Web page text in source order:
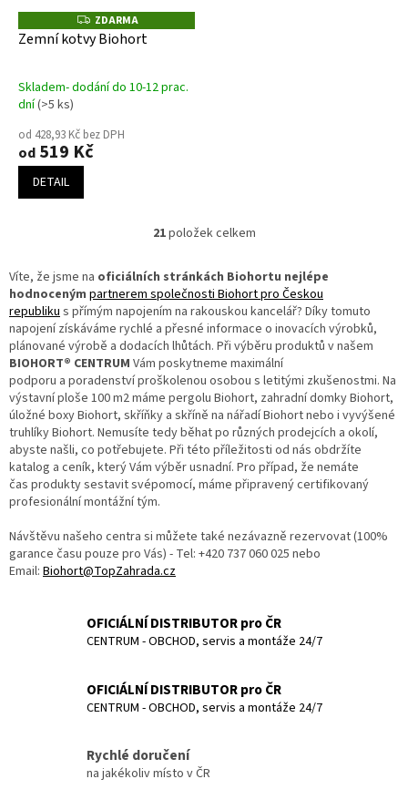
Z
D
A
A
ZDARMA
Zemní kotvy Biohort
Průměrné
hodnocení
produktu
je
5,0
5
Skladem- dodání do 10-12 prac.
dní(>5 ks)
od 428,93 Kč bez DPH
od 519 Kč
DETAIL
O
l
á
d
a
c
í
p
r
v
k
y
v
ý
s
u
21položek celkem
Víte, že jsme na oficiálních stránkách Biohortu nejlépe
hodnoceným partnerem společnosti Biohort pro Českou
republiku s přímým napojením na rakouskou kancelář? Díky tomuto
napojení získáváme rychlé a přesné informace o inovacích výrobků,
plánované výrobě a dodacích lhůtách. Při výběru produktů v našem
BIOHORT® CENTRUM Vám poskytneme maximální
podporu a poradenství proškolenou osobou s letitými zkušenostmi. Na
výstavní ploše 100 m2 máme pergolu Biohort, zahradní domky Biohort,
úložné boxy Biohort, skříňky a skříně na nářadí Biohort nebo i vyvýšené
truhlíky Biohort. Nemusíte tedy běhat po různých prodejcích a okolí,
abyste našli, co potřebujete. Při této příležitosti od nás obdržíte
katalog a ceník, který Vám výběr usnadní. Pro případ, že nemáte
čas produkty sestavit svépomocí, máme připravený certifikovaný
profesionální montážní tým.
Návštěvu našeho centra si můžete také nezávazně rezervovat (100%
garance času pouze pro Vás) - Tel: +420 737 060 025 nebo
Email: Biohort@TopZahrada.cz
OFICIÁLNÍ DISTRIBUTOR pro ČR
CENTRUM - OBCHOD, servis a montáže 24/7
OFICIÁLNÍ DISTRIBUTOR pro ČR
CENTRUM - OBCHOD, servis a montáže 24/7
Rychlé doručení
na jakékoliv místo v ČR